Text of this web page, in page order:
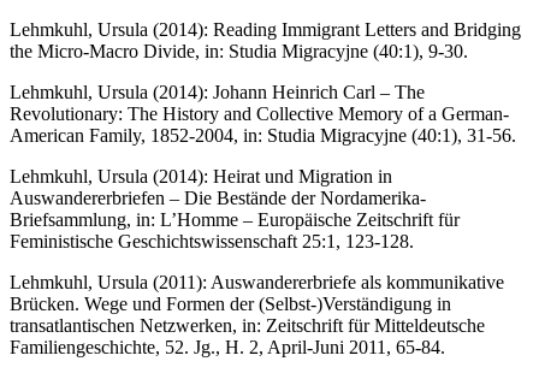
Lehmkuhl, Ursula (2014): Reading Immigrant Letters and Bridging
the Micro-Macro Divide, in: Studia Migracyjne (40:1), 9-30.
Lehmkuhl, Ursula (2014): Johann Heinrich Carl – The
Revolutionary: The History and Collective Memory of a German-
American Family, 1852-2004, in: Studia Migracyjne (40:1), 31-56.
Lehmkuhl, Ursula (2014): Heirat und Migration in
Auswandererbriefen – Die Bestände der Nordamerika-
Briefsammlung, in: L’Homme – Europäische Zeitschrift für
Feministische Geschichtswissenschaft 25:1, 123-128.
Lehmkuhl, Ursula (2011): Auswandererbriefe als kommunikative
Brücken. Wege und Formen der (Selbst-)Verständigung in
transatlantischen Netzwerken, in: Zeitschrift für Mitteldeutsche
Familiengeschichte, 52. Jg., H. 2, April-Juni 2011, 65-84.